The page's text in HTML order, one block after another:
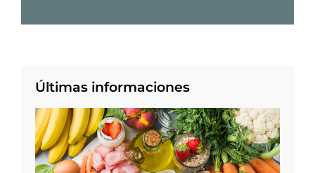
Últimas informaciones